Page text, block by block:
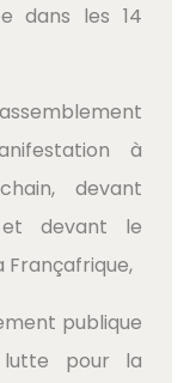
dans les 14
à
devant
et devant le
publique
pour la